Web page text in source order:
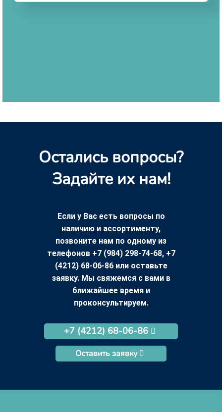
Остались вопросы?
Задайте их нам!
Если у Вас есть вопросы по
наличию и ассортименту,
позвоните нам по одному из
телефонов +7 (984) 298-74-68, +7
(4212) 68-06-86 или оставьте
заявку. Мы свяжемся с вами в
ближайшее время и
проконсультируем.
+7 (4212) 68-06-86
Оставить заявку